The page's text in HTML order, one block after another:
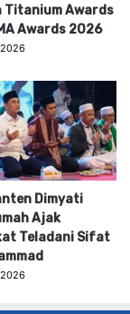
Titanium Awards
Awards 2026
Dimyati
Ajak
Teladani Sifat